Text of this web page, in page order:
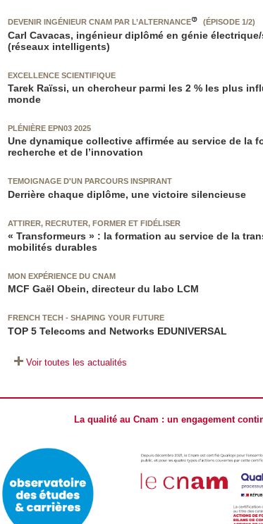
DEVENIR INGÉNIEUR CNAM PAR L’ALTERNANCE (ÉPISODE 1/2)
Carl Cavacas, ingénieur diplômé en génie
(réseaux intelligents)
EXCELLENCE SCIENTIFIQUE
Tarek Raïssi, un chercheur parmi les 2 % les plus
monde
PLÉNIÈRE EPN03 2025
Une dynamique collective affirmée au service de la
recherche et de l’innovation
TEMOIGNAGE D'UN PARCOURS INSPIRANT
Derrière chaque diplôme, une victoire silencieuse
ATTIRER, RECRUTER, FORMER ET FIDÉLISER
« Transformeurs » : la formation au service de la
mobilités durables
MON EXPÉRIENCE DU CNAM
MCF Gaël Obein, directeur du labo LCM
FRENCH TECH - SHAPING YOUR FUTURE
TOP 5 Telecoms and Networks EDUNIVERSAL
Voir toutes les actualités
La qualité au Cnam : un engagement